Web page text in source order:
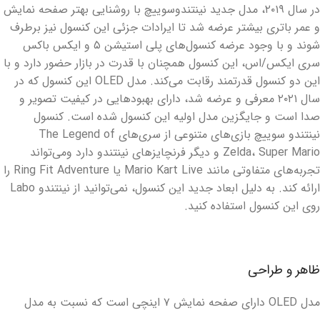
در سال ۲۰۱۹، مدل جدید نینتندوسوییچ با روشنایی بهتر صفحه نمایش
و عمر باتری بیشتر عرضه شد تا ایرادات جزئی این کنسول نیز برطرف
شوند و با وجود عرضه کنسول‌های پلی استیشن ۵ و ایکس باکس
سری ایکس/اس، این کنسول همچنان با قدرت در بازار حضور دارد و با
این دو کنسول قدرتمند رقابت می‌کند. مدل OLED این کنسول که در
سال ۲۰۲۱ معرفی و عرضه شد، دارای بهبودهایی در کیفیت تصویر و
صدا است و جایگزین مدل اولیه این کنسول شده است. کنسول
نینتندو سوییچ بازی‌های متنوعی از سری‌های The Legend of
Zelda، Super Mario و دیگر فرنچایزهای نینتندو دارد ومی‌تواند
تجربه‌های متفاوتی مانند Mario Kart Live یا Ring Fit Adventure را
ارائه کند. به دلیل ابعاد جدید این کنسول، نمی‌توانید از نینتندو Labo
روی این کنسول استفاده کنید.
ظاهر و طراحی
مدل OLED دارای صفحه نمایش ۷ اینچی است که نسبت به مدل